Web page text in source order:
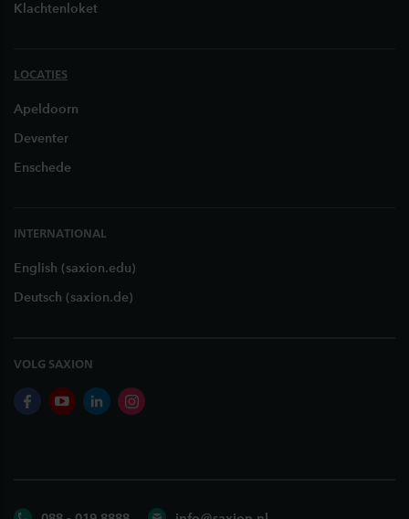
Klachtenloket
LOCATIES
Apeldoorn
Deventer
Enschede
INTERNATIONAL
English (saxion.edu)
Deutsch (saxion.de)
VOLG SAXION
facebookyoutubelinkedininstagram